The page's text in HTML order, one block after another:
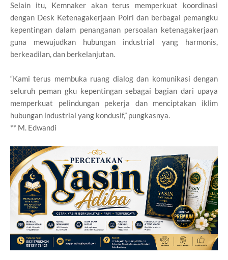
Selain itu, Kemnaker akan terus memperkuat koordinasi
dengan Desk Ketenagakerjaan Polri dan berbagai pemangku
kepentingan dalam penanganan persoalan ketenagakerjaan
guna mewujudkan hubungan industrial yang harmonis,
berkeadilan, dan berkelanjutan.
“Kami terus membuka ruang dialog dan komunikasi dengan
seluruh peman gku kepentingan sebagai bagian dari upaya
memperkuat pelindungan pekerja dan menciptakan iklim
hubungan industrial yang kondusif,” pungkasnya.
** M. Edwandi